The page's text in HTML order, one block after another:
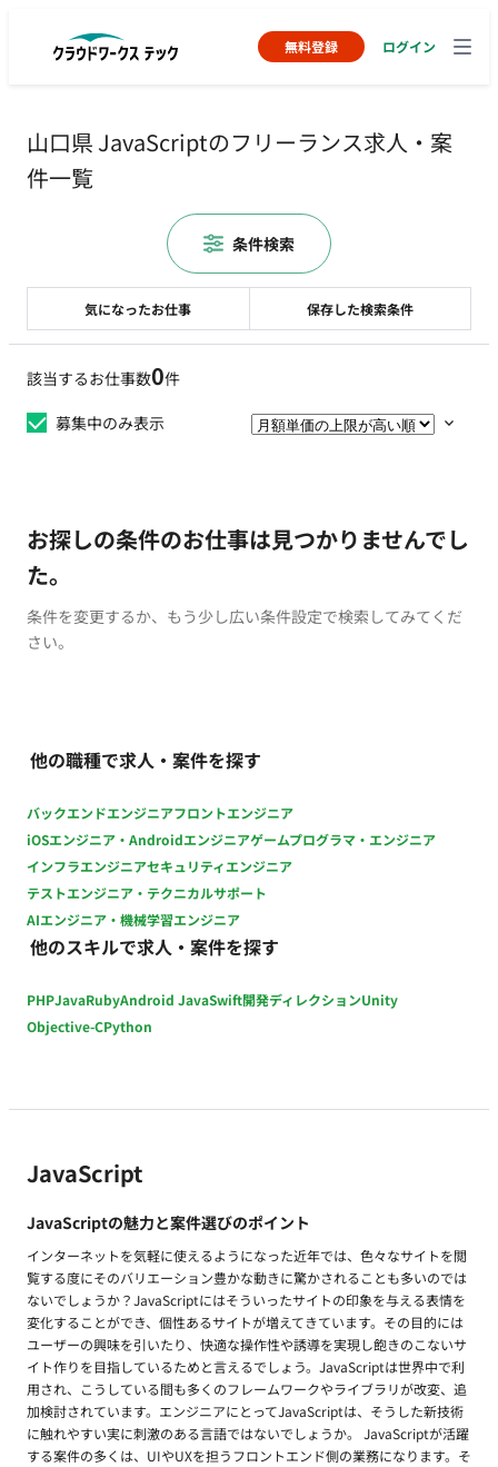
無料登録 ログイン
山口県 JavaScriptのフリーランス求人・案
件一覧
該当するお仕事数0件
募集中のみ表示
お探しの条件のお仕事は見つかりませんでし
た。
条件を変更するか、もう少し広い条件設定で検索してみてくだ
さい。
他の職種で求人・案件を探す
バックエンドエンジニアフロントエンジニア
iOSエンジニア・Androidエンジニアゲームプログラマ・エンジニア
インフラエンジニアセキュリティエンジニア
テストエンジニア・テクニカルサポート
AIエンジニア・機械学習エンジニア
他のスキルで求人・案件を探す
PHPJavaRubyAndroid JavaSwift開発ディレクションUnity
Objective-CPython
JavaScript
JavaScriptの魅力と案件選びのポイント
インターネットを気軽に使えるようになった近年では、色々なサイトを閲
覧する度にそのバリエーション豊かな動きに驚かされることも多いのでは
ないでしょうか？JavaScriptにはそういったサイトの印象を与える表情を
変化することができ、個性あるサイトが増えてきています。その目的には
ユーザーの興味を引いたり、快適な操作性や誘導を実現し飽きのこないサ
イト作りを目指しているためと言えるでしょう。JavaScriptは世界中で利
用され、こうしている間も多くのフレームワークやライブラリが改変、追
加検討されています。エンジニアにとってJavaScriptは、そうした新技術
に触れやすい実に刺激のある言語ではないでしょうか。 JavaScriptが活躍
する案件の多くは、UIやUXを担うフロントエンド側の業務になります。そ
気になったお仕事 保存した検索条件
条件検索